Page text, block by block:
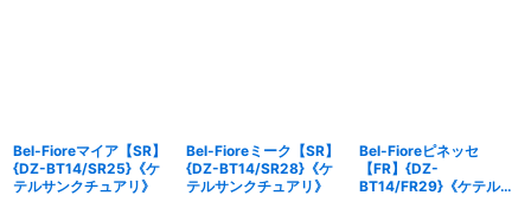
Bel-Fioreマイア【SR】
{DZ-BT14/SR25}《ケ
テルサンクチュアリ》
Bel-Fioreミーク【SR】
{DZ-BT14/SR28}《ケ
テルサンクチュアリ》
Bel-Fioreピネッセ
【FR】{DZ-
BT14/FR29}《ケテルサ